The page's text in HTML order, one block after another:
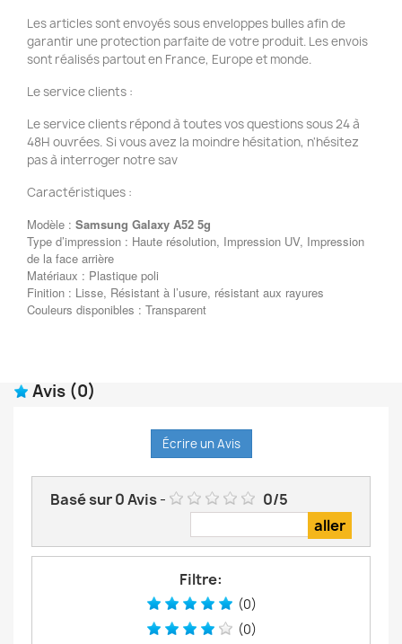
Les articles sont envoyés sous enveloppes bulles afin de
garantir une protection parfaite de votre produit. Les envois
sont réalisés partout en France, Europe et monde.
Le service clients :
Le service clients répond à toutes vos questions sous 24 à
48H ouvrées. Si vous avez la moindre hésitation, n'hésitez
pas à interroger notre sav
Caractéristiques :
Modèle : Samsung Galaxy A52 5g
Type d’impression : Haute résolution, Impression UV, Impression
de la face arrière
Matériaux : Plastique poli
Finition : Lisse, Résistant à l’usure, résistant aux rayures
Couleurs disponibles : Transparent
Avis (0)
Écrire un Avis
Basé sur0Avis- 0/5
Filtre:
(0)
(0)